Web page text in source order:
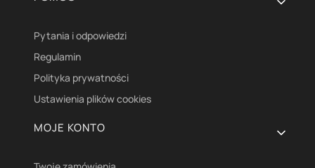
Pytania i odpowiedzi
Regulamin
Polityka prywatności
Ustawienia plików cookies
MOJE KONTO